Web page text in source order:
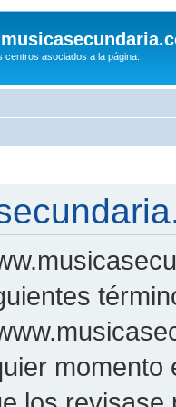
centros asociados a la página.